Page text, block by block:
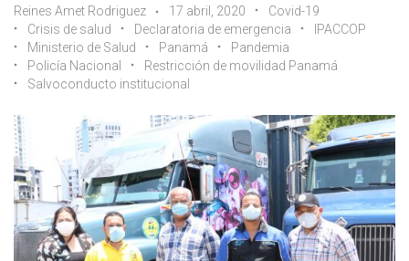
Reines Amet Rodriguez 17 abril, 2020
Covid-19
Crisis de salud
Declaratoria de emergencia
IPACCOP
Ministerio de Salud
Panamá
Pandemia
Policía Nacional
Restricción de movilidad Panamá
Salvoconducto institucional